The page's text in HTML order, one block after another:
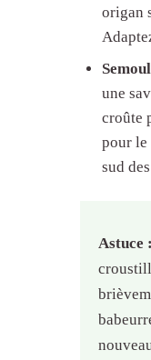
origan
une
croûte
pour le
sud
Astuce :